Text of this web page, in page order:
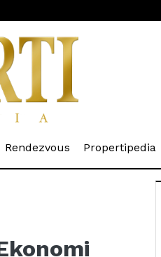
Rendezvous (current)
Propertipedia